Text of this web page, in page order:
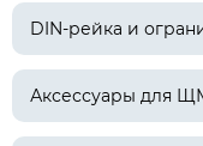
DIN-рейка и
Аксессуары для